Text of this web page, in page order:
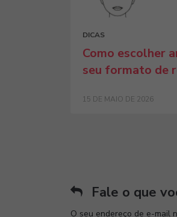
DICAS
Como escolher
seu formato de
15 DE MAIO DE 2026
Fale o que
O seu endereço de e-mail